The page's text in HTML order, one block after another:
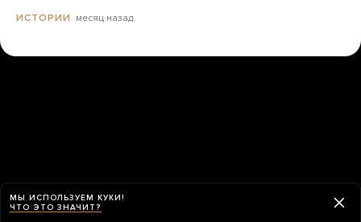
ИСТОРИИ месяц назад
МЫ ИСПОЛЬЗУЕМ КУКИ!
ЧТО ЭТО ЗНАЧИТ?